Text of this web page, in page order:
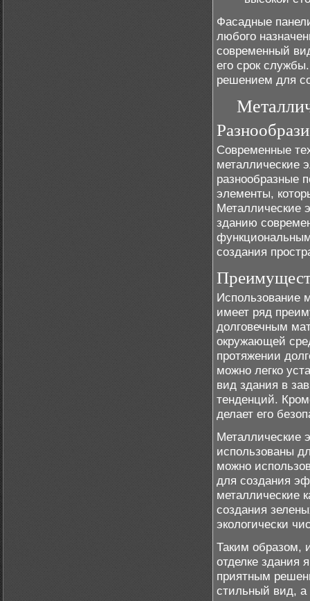
Фасадные
любого
современный
его срок
решением для
Современные
металлические
разнообразные
элементы,
Металлические
зданию
создания
Использование
имеет ряд
долговечным
окружающей
протяжении
можно легко
вид здания в
тенденций.
делает его
Металлические
использованы
можно
для создания
металлические
создания
экологически
Таким образом,
отделке здания
приятным
стильный вид, а